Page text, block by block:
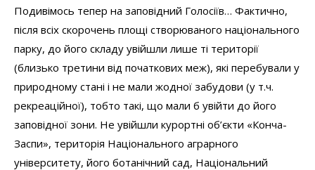
Подивімось тепер на заповідний Голосіїв… Фактично,
після всіх скорочень площі створюваного національного
парку, до його складу увійшли лише ті території
(близько третини від початкових меж), які перебували у
природному стані і не мали жодної забудови (у т.ч.
рекреаційної), тобто такі, що мали б увійти до його
заповідної зони. Не увійшли курортні об’єкти «Конча-
Заспи», територія Національного аграрного
університету, його ботанічний сад, Національний